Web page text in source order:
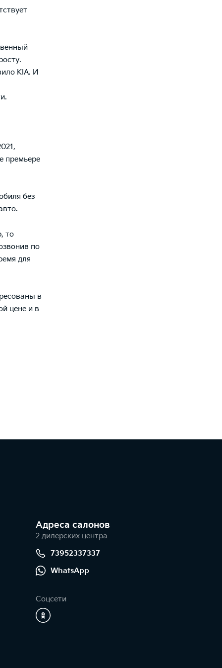
KIA. И
премьере
без
то
по
для
в
цене и в
Адреса салонов
2 дилерских центра
73952337337
WhatsApp
Соцсети